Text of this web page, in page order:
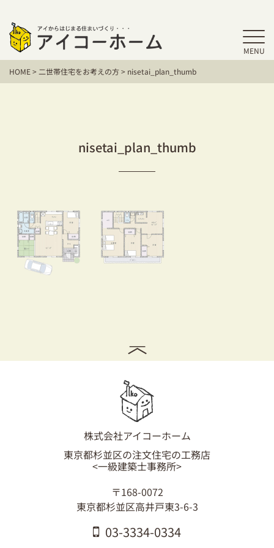
MENU
HOME
アイコーホームの家づくり
お客様の声
保証／アフターサポート
二世帯住宅をお考えの方
建て替えをお考えの方
ショールーム
お知らせ
採用情報
HOME> 二世帯住宅をお考えの方> nisetai_plan_thumb
nisetai_plan_thumb
株式会社アイコーホーム
東京都杉並区の注文住宅の工務店
<一級建築士事務所>
〒168-0072
東京都杉並区高井戸東3-6-3
03-3334-0334